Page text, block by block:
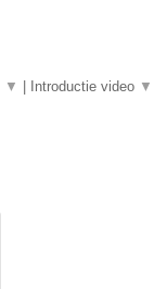
▼ Introductie video ▼